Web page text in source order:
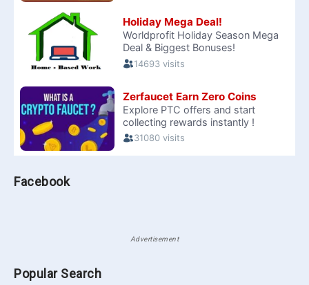
Facebook
Advertisement
Popular Search